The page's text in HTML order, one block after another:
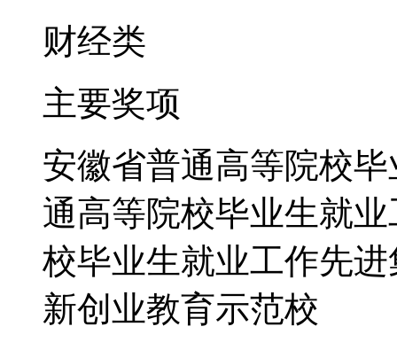
财经类
主要奖项
安徽省普通高等院校
通高等院校毕业生就
校毕业生就业工作先
新创业教育示范校